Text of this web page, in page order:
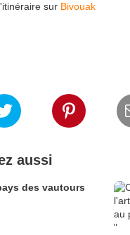
sur Bivouak
aussi
des vautours